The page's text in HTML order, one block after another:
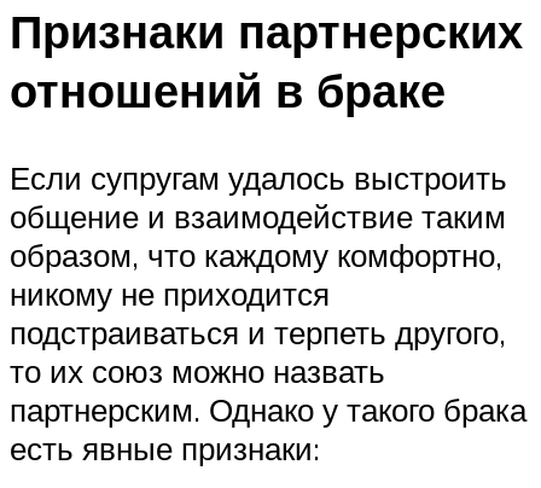
Признаки партнерских
отношений в браке
Если супругам удалось выстроить
общение и взаимодействие таким
образом, что каждому комфортно,
никому не приходится
подстраиваться и терпеть другого,
то их союз можно назвать
партнерским. Однако у такого брака
есть явные признаки: